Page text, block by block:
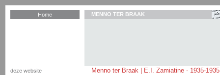
Home
deze website
MENNO TER BRAAK
Menno ter Braak | E.I. Zamiatine - 1935-1935